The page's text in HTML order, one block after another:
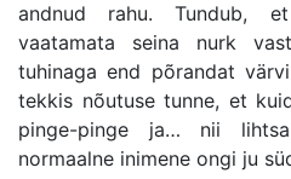
andnud rahu. Tundub,
vaatamata seina nurk
tuhinaga end põrandat
tekkis nõutuse tunne, et
pinge-pinge ja… nii
normaalne inimene ongi ju